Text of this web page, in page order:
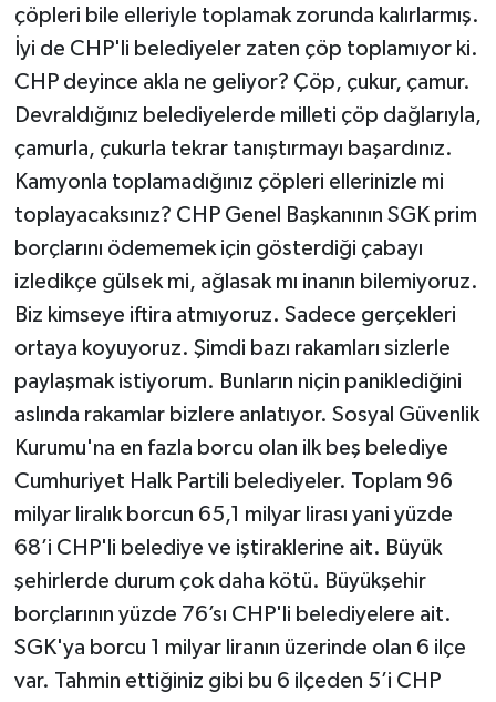
çöpleri bile elleriyle toplamak zorunda kalırlarmış.
İyi de CHP'li belediyeler zaten çöp toplamıyor ki.
CHP deyince akla ne geliyor? Çöp, çukur, çamur.
Devraldığınız belediyelerde milleti çöp dağlarıyla,
çamurla, çukurla tekrar tanıştırmayı başardınız.
Kamyonla toplamadığınız çöpleri ellerinizle mi
toplayacaksınız? CHP Genel Başkanının SGK prim
borçlarını ödememek için gösterdiği çabayı
izledikçe gülsek mi, ağlasak mı inanın bilemiyoruz.
Biz kimseye iftira atmıyoruz. Sadece gerçekleri
ortaya koyuyoruz. Şimdi bazı rakamları sizlerle
paylaşmak istiyorum. Bunların niçin paniklediğini
aslında rakamlar bizlere anlatıyor. Sosyal Güvenlik
Kurumu'na en fazla borcu olan ilk beş belediye
Cumhuriyet Halk Partili belediyeler. Toplam 96
milyar liralık borcun 65,1 milyar lirası yani yüzde
68’i CHP'li belediye ve iştiraklerine ait. Büyük
şehirlerde durum çok daha kötü. Büyükşehir
borçlarının yüzde 76’sı CHP'li belediyelere ait.
SGK'ya borcu 1 milyar liranın üzerinde olan 6 ilçe
var. Tahmin ettiğiniz gibi bu 6 ilçeden 5’i CHP